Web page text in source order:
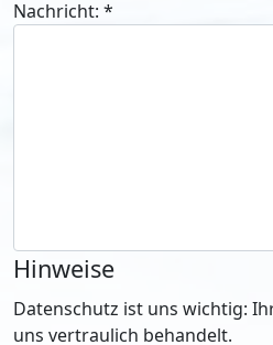
Nachricht: *
Hinweise
Datenschutz ist uns wichtig:
uns vertraulich behandelt.